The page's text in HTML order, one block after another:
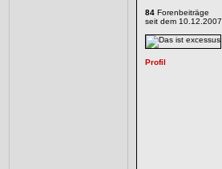
84 Forenbeiträge
seit dem 10.12.2007